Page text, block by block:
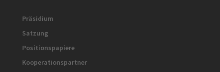
Präsidium
Satzung
Positionspapiere
Kooperationspartner